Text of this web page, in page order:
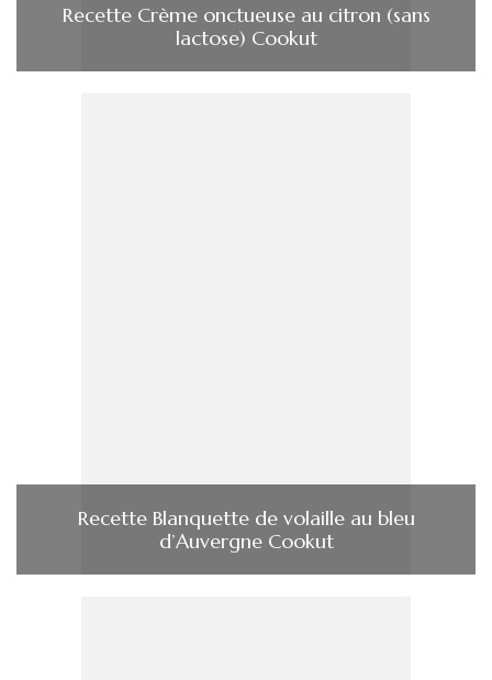
Recette Crème onctueuse au citron (sans
lactose) Cookut
Recette Blanquette de volaille au bleu
d’Auvergne Cookut